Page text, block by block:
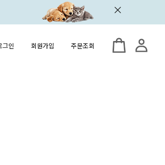
그인 회원가입 주문조회